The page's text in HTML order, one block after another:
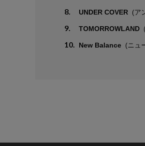
8. UNDER COVER (ア
9. TOMORROWLAND
10. New Balance (ニュ